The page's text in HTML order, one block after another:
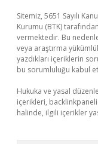
Sitemiz, 5651 Sayılı
Kurumu (BTK)
vermektedir. Bu
veya araştırma
yazdıkları içeriklerin
bu sorumluluğu kabul
Hukuka ve yasal
içerikleri,
halinde, ilgili içerikler